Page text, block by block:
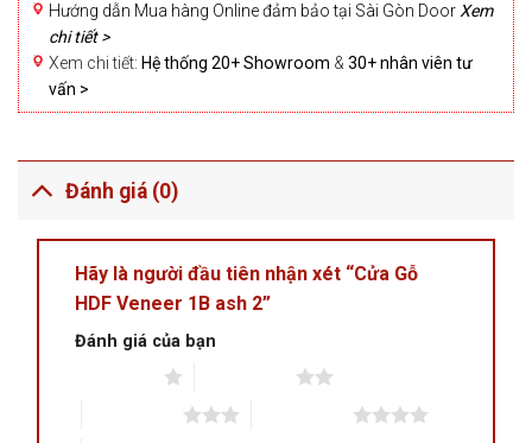
Hướng dẫn Mua hàng Online đảm bảo tại Sài Gòn Door Xem
chi tiết >
Xem chi tiết: Hệ thống 20+ Showroom & 30+ nhân viên tư
vấn >
Đánh giá (0)
Hãy là người đầu tiên nhận xét “Cửa Gỗ
HDF Veneer 1B ash 2”
Đánh giá của bạn